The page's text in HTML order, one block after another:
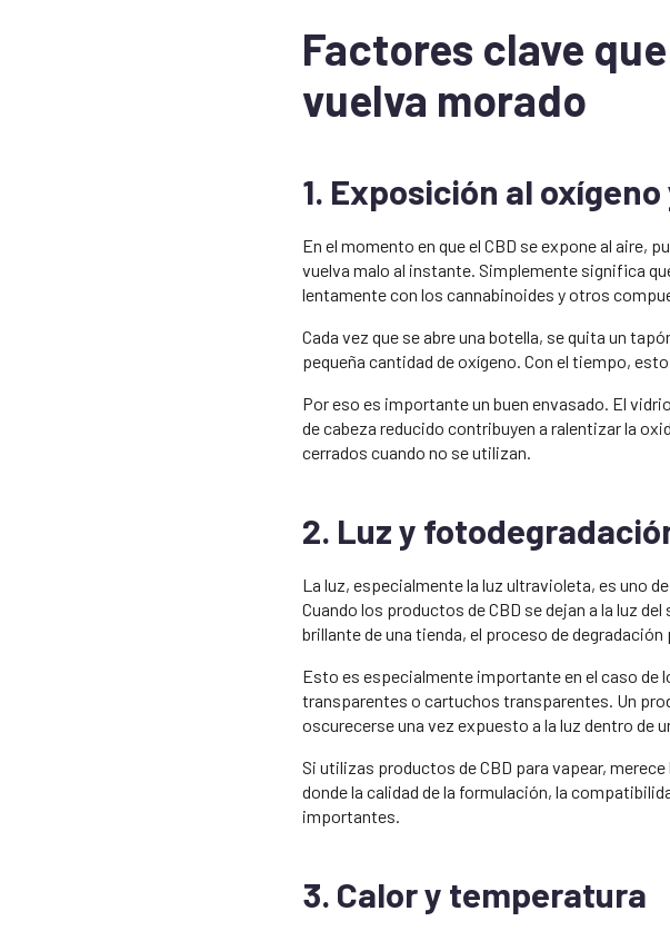
Factores clave
vuelva morado
1. Exposición al
En el momento en que el CBD se expone al aire,
vuelva malo al instante. Simplemente significa
lentamente con los cannabinoides y otros
Cada vez que se abre una botella, se quita un
pequeña cantidad de oxígeno. Con el tiempo,
Por eso es importante un buen envasado. El
de cabeza reducido contribuyen a ralentizar la
cerrados cuando no se utilizan.
2. Luz y
La luz, especialmente la luz ultravioleta, es uno
Cuando los productos de CBD se dejan a la luz
brillante de una tienda, el proceso de degradación
Esto es especialmente importante en el caso de
transparentes o cartuchos transparentes. Un
oscurecerse una vez expuesto a la luz dentro de
Si utilizas productos de CBD para vapear,
donde la calidad de la formulación, la
importantes.
3. Calor y temperatura